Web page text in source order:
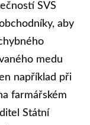
SVS
aby
medu
například při
farmářském
Státní